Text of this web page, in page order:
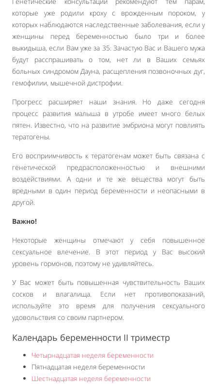
которые уже родили кроху с врожденным пороком, у
которых наблюдаются наследственные заболевания, если у
женщины перед беременностью было три и более
выкидыша, если Вам уже за 35. Зачастую Вас и Вашего мужа
будут расспрашивать о том, нет ли в Ваших семьях
больных синдромом Дауна, расщепления позвоночных дуг,
гемофилии, мышечной дистрофии.
Прогресс расширяет наши знания. Но даже сегодня
процесс развития малыша в утробе имеет много белых
пятен. Известно, что на развитие эмбриона могут повлиять
тератогены.
Его восприимчивость к тератогенам может быть связана с
генетической предрасположенностью и внешними
воздействиями. А одни и те же вещества могут быть
вредными в один период беременности и неопасными в
другой.
Важно!
Некоторые женщины отмечают у себя повышенное
сексуальное влечение. В этот период у Вас высокий
уровень гормонов, поэтому не удивляйтесь.
У Вас может быть повышенная чувствительность Ваших
сосков и влагалища. Если нет противопоказаний,
используйте это время для получения сексуального
удовольствия со своим партнером.
Календарь беременности II триместр
Четырнадцатая неделя беременности
Пятнадцатая неделя беременности
Шестнадцатая неделя беременности